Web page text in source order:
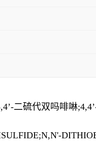
二硫代双吗啡啉